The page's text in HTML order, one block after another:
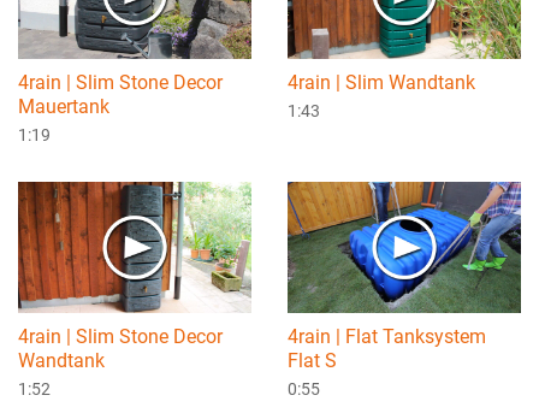
4rain | Slim Stone Decor
Mauertank
1:19
4rain | Slim Wandtank
1:43
4rain | Slim Stone Decor
Wandtank
1:52
4rain | Flat Tanksystem
Flat S
0:55